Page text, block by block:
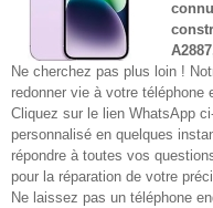
ASSISTANCE DÉPANNAGE
ZONE DE DÉPLACEMENT
RÉPARATION DE PC À
Ne cherchez pas plus loin !
redonner vie à votre téléphone
Cliquez sur le lien WhatsApp
personnalisé en quelques
répondre à toutes vos
pour la réparation de votre
Ne laissez pas un téléphone